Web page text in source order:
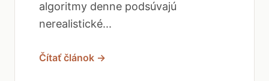
algoritmy denne podsúvajú
nerealistické...
Čítať článok →